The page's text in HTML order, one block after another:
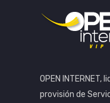
OPEN INTERNET,
provisión de